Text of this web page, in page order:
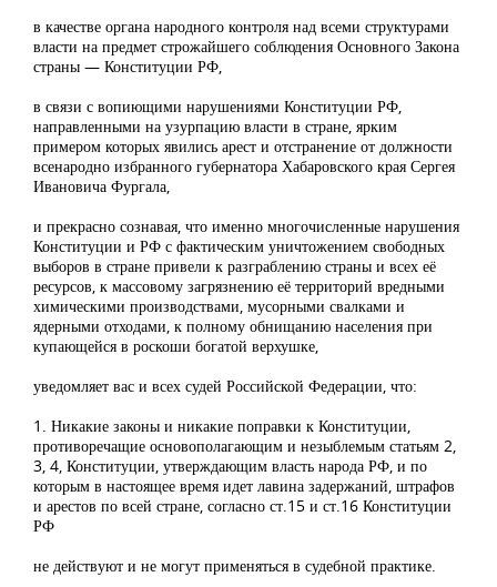
в качестве органа народного контроля над всеми структурами
власти на предмет строжайшего соблюдения Основного Закона
страны — Конституции РФ,
в связи с вопиющими нарушениями Конституции РФ,
направленными на узурпацию власти в стране, ярким
примером которых явились арест и отстранение от должности
всенародно избранного губернатора Хабаровского края Сергея
Ивановича Фургала,
и прекрасно сознавая, что именно многочисленные нарушения
Конституции и РФ с фактическим уничтожением свободных
выборов в стране привели к разграблению страны и всех её
ресурсов, к массовому загрязнению её территорий вредными
химическими производствами, мусорными свалками и
ядерными отходами, к полному обнищанию населения при
купающейся в роскоши богатой верхушке,
уведомляет вас и всех судей Российской Федерации, что:
1. Никакие законы и никакие поправки к Конституции,
противоречащие основополагающим и незыблемым статьям 2,
3, 4, Конституции, утверждающим власть народа РФ, и по
которым в настоящее время идет лавина задержаний, штрафов
и арестов по всей стране, согласно ст.15 и ст.16 Конституции
РФ
не действуют и не могут применяться в судебной практике.